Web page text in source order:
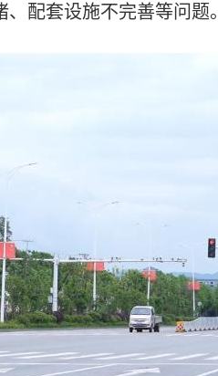
配套设施不完善等问题。